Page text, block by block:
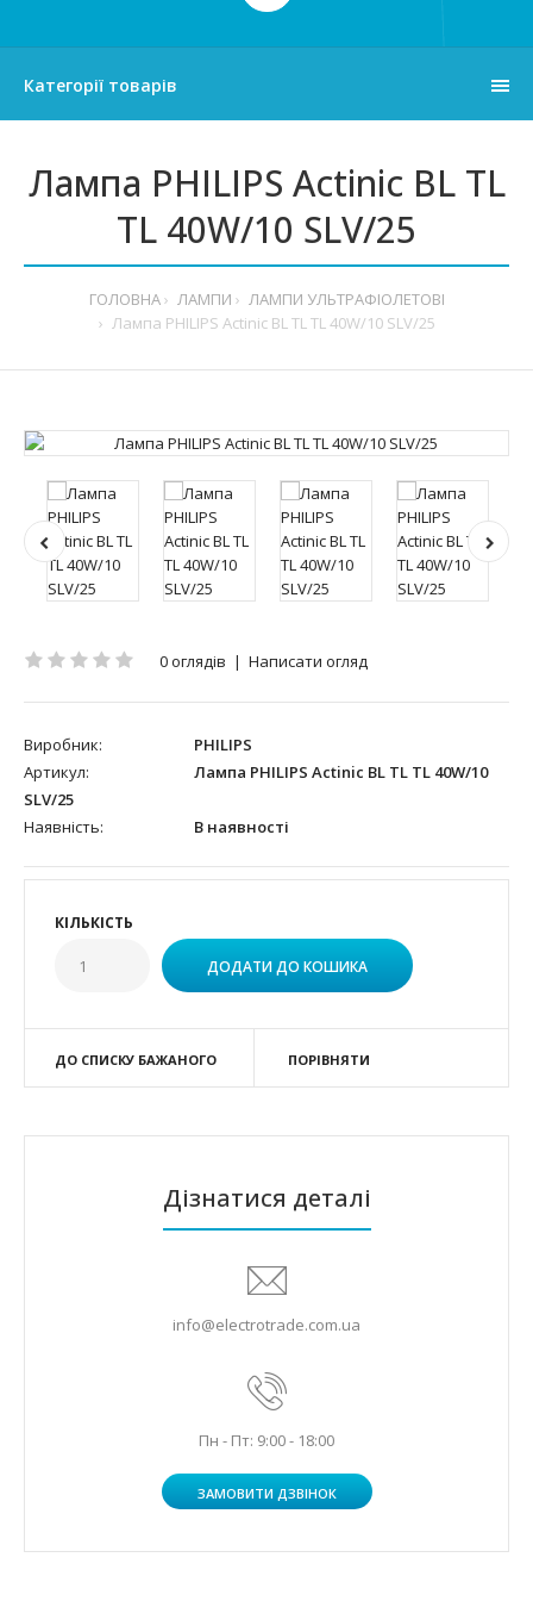
Категорії товарів
Лампа PHILIPS Actinic BL TL
TL 40W/10 SLV/25
ГОЛОВНА ЛАМПИ
ЛАМПИ УЛЬТРАФІОЛЕТОВІ
Лампа PHILIPS Actinic BL TL TL 40W/10 SLV/25
0 оглядів | Написати огляд
Виробник:
PHILIPS
Артикул:
Лампа PHILIPS Actinic BL TL TL 40W/10
SLV/25
Наявність:
В наявності
КІЛЬКІСТЬ
ДО СПИСКУ БАЖАНОГО ПОРІВНЯТИ
Дізнатися деталі
info@electrotrade.com.ua
Пн - Пт: 9:00 - 18:00
ЗАМОВИТИ ДЗВІНОК